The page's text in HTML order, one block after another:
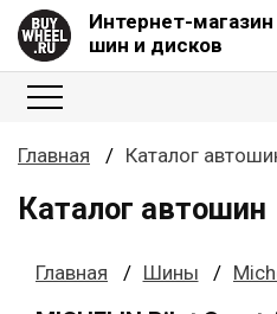
Интернет-магазин
шин и дисков
Главная Каталог
Каталог автошин
Главная Шины